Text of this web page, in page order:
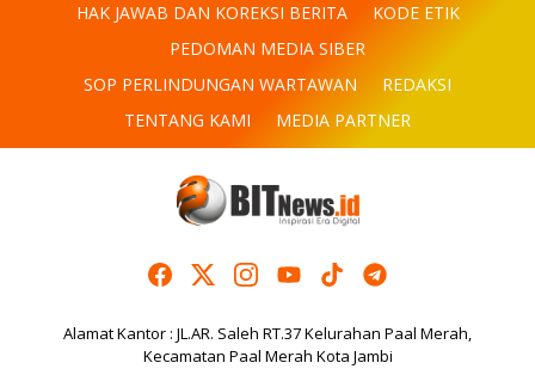
HAK JAWAB DAN KOREKSI BERITA
KODE ETIK
PEDOMAN MEDIA SIBER
SOP PERLINDUNGAN WARTAWAN
REDAKSI
TENTANG KAMI
MEDIA PARTNER
Alamat Kantor : JL.AR. Saleh RT.37 Kelurahan Paal Merah,
Kecamatan Paal Merah Kota Jambi